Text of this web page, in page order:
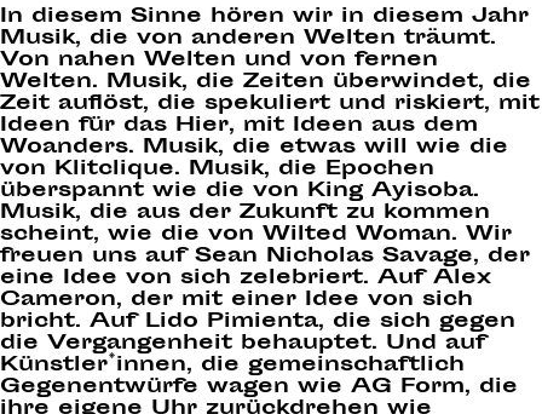
In diesem Sinne hören wir in diesem Jahr
Musik, die von anderen Welten träumt.
Von nahen Welten und von fernen
Welten. Musik, die Zeiten überwindet, die
Zeit auflöst, die spekuliert und riskiert, mit
Ideen für das Hier, mit Ideen aus dem
Woanders. Musik, die etwas will wie die
von Klitclique. Musik, die Epochen
überspannt wie die von King Ayisoba.
Musik, die aus der Zukunft zu kommen
scheint, wie die von Wilted Woman. Wir
freuen uns auf Sean Nicholas Savage, der
eine Idee von sich zelebriert. Auf Alex
Cameron, der mit einer Idee von sich
bricht. Auf Lido Pimienta, die sich gegen
die Vergangenheit behauptet. Und auf
Künstler*innen, die gemeinschaftlich
Gegenentwürfe wagen wie AG Form, die